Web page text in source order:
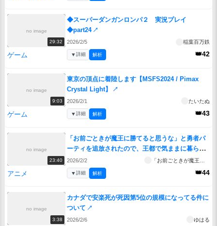
no image
29:32
◆スーパーダンガンロンパ２ 実況プレイ
◆part24 ↗
2026/2/5 稲葉百万鉄
ゲーム 👑42
▼詳細 解析
no image
9:03
東京の頂点に着陸します【MSFS2024 / Pimax
Crystal Light】
↗
2026/2/1 たいたぬ
ゲーム 👑43
▼詳細 解析
no image
23:40
「お前ごときが魔王に勝てると思うな」と勇者パ
ーティを追放されたので、王都で気ままに暮らし
たい 第4話「暗闇と光明」
2026/2/2
アニメ 👑44
▼詳細 解析
no image
3:38
カナダで安楽死が死因第5位の規模になってる件に
ついて ↗
2026/2/6 ゆはる